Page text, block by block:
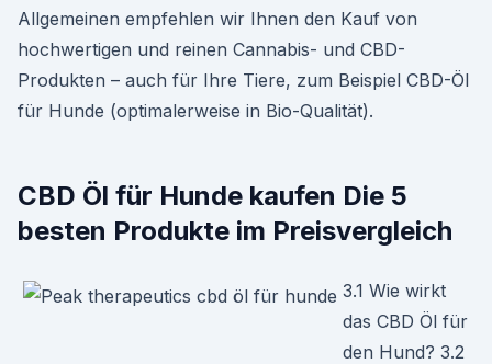
Allgemeinen empfehlen wir Ihnen den Kauf von
hochwertigen und reinen Cannabis- und CBD-
Produkten – auch für Ihre Tiere, zum Beispiel CBD-Öl
für Hunde (optimalerweise in Bio-Qualität).
CBD Öl für Hunde kaufen Die 5
besten Produkte im Preisvergleich
3.1 Wie wirkt
das CBD Öl für
den Hund? 3.2